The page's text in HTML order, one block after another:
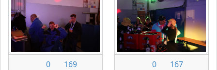
0 169 0 167